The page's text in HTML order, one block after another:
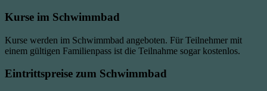
Kurse im Schwimmbad
Kurse werden im Schwimmbad angeboten. Für Teilnehmer mit
einem gültigen Familienpass ist die Teilnahme sogar kostenlos.
Eintrittspreise zum Schwimmbad